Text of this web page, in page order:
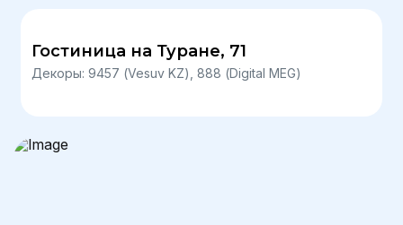
Гостиница на Туране, 71
Декоры: 9457 (Vesuv KZ), 888 (Digital MEG)